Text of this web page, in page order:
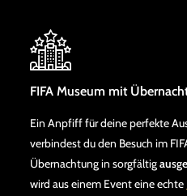
FIFA Museum mit
Ein Anpfiff für deine perfekte
verbindest du den Besuch im
Übernachtung in sorgfältig
wird aus einem Event eine echte